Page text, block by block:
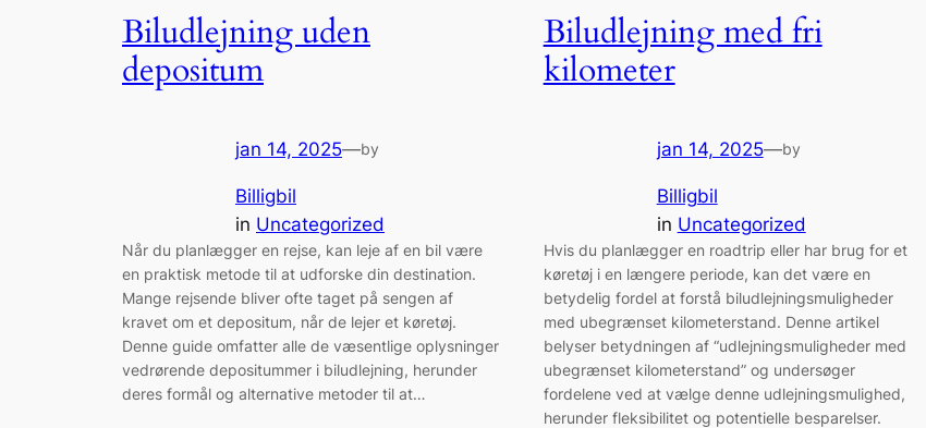
Biludlejning uden
depositum
jan 14, 2025—by
Billigbil
in Uncategorized
Når du planlægger en rejse, kan leje af en bil være
en praktisk metode til at udforske din destination.
Mange rejsende bliver ofte taget på sengen af
kravet om et depositum, når de lejer et køretøj.
Denne guide omfatter alle de væsentlige oplysninger
vedrørende depositummer i biludlejning, herunder
deres formål og alternative metoder til at…
Biludlejning med fri
kilometer
jan 14, 2025—by
Billigbil
in Uncategorized
Hvis du planlægger en roadtrip eller har brug for et
køretøj i en længere periode, kan det være en
betydelig fordel at forstå biludlejningsmuligheder
med ubegrænset kilometerstand. Denne artikel
belyser betydningen af “udlejningsmuligheder med
ubegrænset kilometerstand” og undersøger
fordelene ved at vælge denne udlejningsmulighed,
herunder fleksibilitet og potentielle besparelser.